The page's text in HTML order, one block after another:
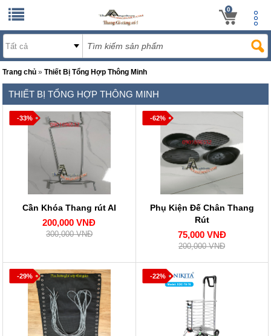
0
Trang chủ »Thiết Bị Tổng Hợp Thông Minh
THIẾT BỊ TỔNG HỢP THÔNG MINH
-33%
Cần Khóa Thang rút AI
200,000 VNĐ
300,000 VNĐ
-62%
Phụ Kiện Đế Chân Thang
Rút
75,000 VNĐ
200,000 VNĐ
-29% -22%